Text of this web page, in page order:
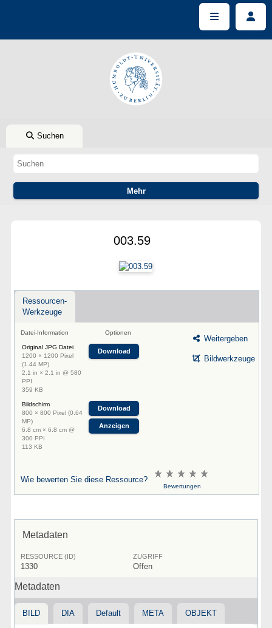
Suchen
003.59
Ressourcen-
Werkzeuge
Datei-Information Optionen
Original JPG Datei
1200 × 1200 Pixel
(1.44 MP)
2.1 in × 2.1 in @ 580
PPI
359 KB
Download
Bildschirm
800 × 800 Pixel (0.64
MP)
6.8 cm × 6.8 cm @
300 PPI
113 KB
Download
Anzeigen
Weitergeben
Bildwerkzeuge
Wie bewerten Sie diese Ressource?
Bewertungen
Metadaten
RESSOURCE (ID)
1330
ZUGRIFF
Offen
Metadaten
BILD DIA Default META OBJEKT